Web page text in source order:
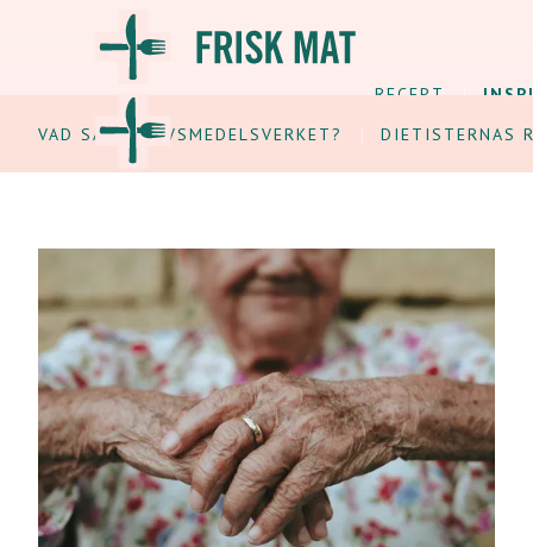
RECEPT
VAD SÄGER LIVSMEDELSVERKET?
DIETISTERNAS